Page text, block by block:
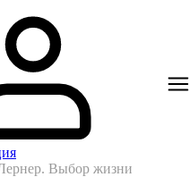
Выбор жизни